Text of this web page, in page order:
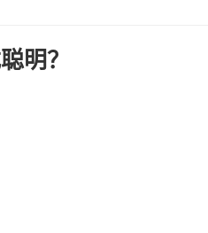
明？